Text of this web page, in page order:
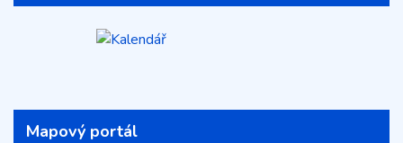
Mapový portál